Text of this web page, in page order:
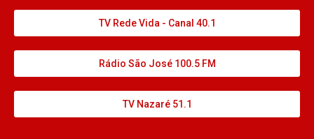
TV Rede Vida - Canal 40.1
Rádio São José 100.5 FM
TV Nazaré 51.1